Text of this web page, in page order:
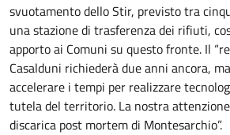
svuotamento dello Stir, previsto tra
una stazione di trasferenza dei rifiuti,
apporto ai Comuni su questo fronte. Il
Casalduni richiederà due anni ancora,
accelerare i tempi per realizzare
tutela del territorio. La nostra
discarica post mortem di Montesarchio”.